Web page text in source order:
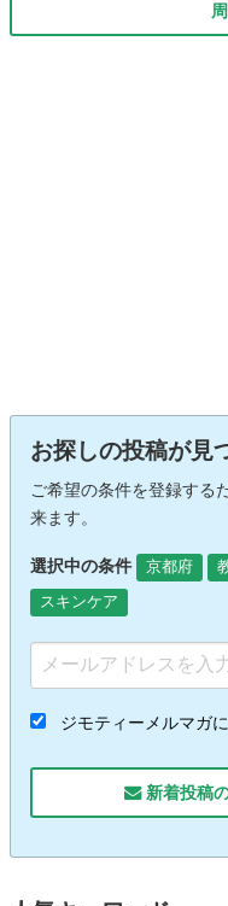
お探しの投稿が見
ご希望の条件を登録する
来ます。
選択中の条件 京都府
スキンケア
ジモティーメルマガ
新着投稿